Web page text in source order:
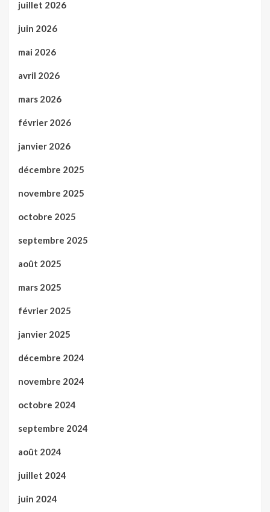
juillet 2026
juin 2026
mai 2026
avril 2026
mars 2026
février 2026
janvier 2026
décembre 2025
novembre 2025
octobre 2025
septembre 2025
août 2025
mars 2025
février 2025
janvier 2025
décembre 2024
novembre 2024
octobre 2024
septembre 2024
août 2024
juillet 2024
juin 2024